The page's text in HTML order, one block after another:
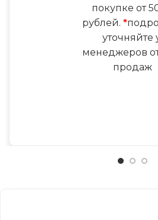
покупке от
рублей. *
уточняйте
менеджеров
продаж